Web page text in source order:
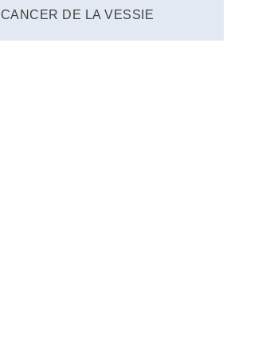
CANCER DE LA VESSIE